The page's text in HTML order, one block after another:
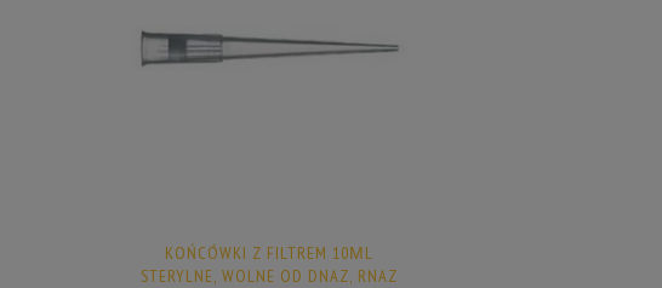
KOŃCÓWKI Z FILTREM 10ΜL
STERYLNE, WOLNE OD DNAZ, RNAZ